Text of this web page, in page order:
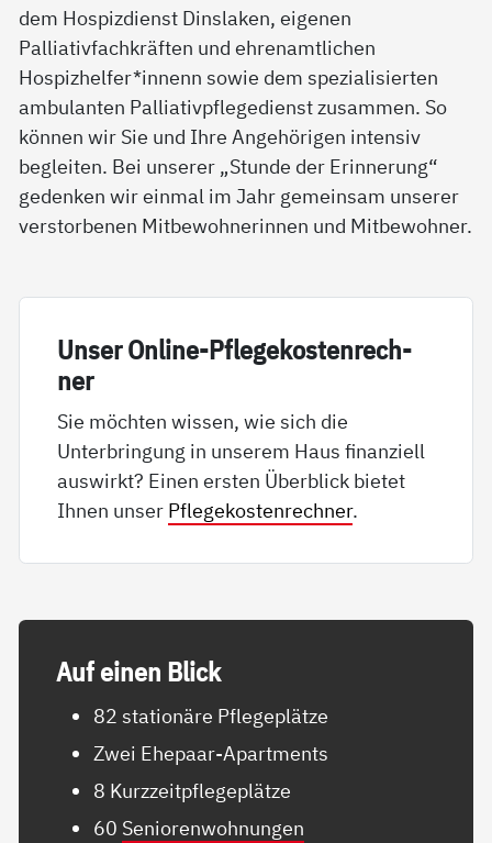
dem Hospizdienst Dinslaken, eigenen
Palliativfachkräften und ehrenamtlichen
Hospizhelfer*innenn sowie dem spezialisierten
ambulanten Palliativpflegedienst zusammen. So
können wir Sie und Ihre Angehörigen intensiv
begleiten. Bei unserer „Stunde der Erinnerung“
gedenken wir einmal im Jahr gemeinsam unserer
verstorbenen Mitbewohnerinnen und Mitbewohner.
Un­ser On­li­ne-Pf­le­ge­kos­ten­rech­
ner
Sie möchten wissen, wie sich die
Unterbringung in unserem Haus finanziell
auswirkt? Einen ersten Überblick bietet
Ihnen unser Pflegekostenrechner.
Auf ei­nen Blick
82 stationäre Pflegeplätze
Zwei Ehepaar-Apartments
8 Kurzzeitpflegeplätze
60 Seniorenwohnungen